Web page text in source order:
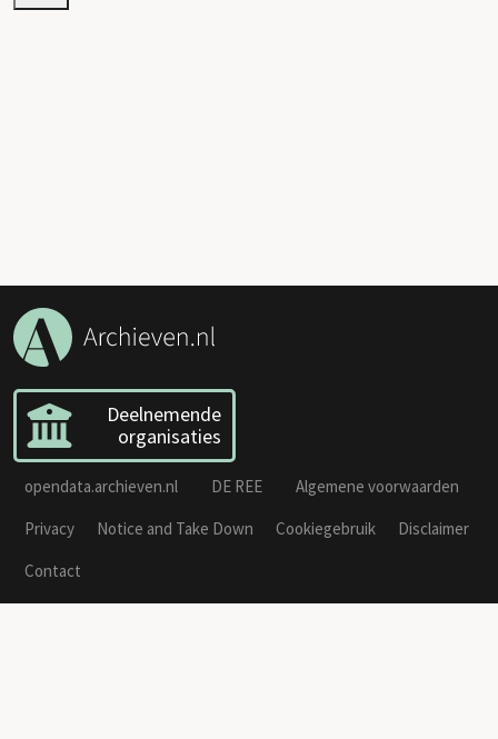
Deelnemende
organisaties
opendata.archieven.nl DE REE
Algemene voorwaarden
Privacy
Notice and Take Down Cookiegebruik
Disclaimer
Contact